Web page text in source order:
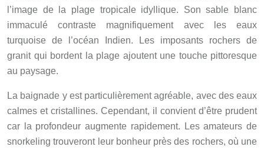
l’image de la plage tropicale idyllique. Son sable blanc
immaculé contraste magnifiquement avec les eaux
turquoise de l’océan Indien. Les imposants rochers de
granit qui bordent la plage ajoutent une touche pittoresque
au paysage.
La baignade y est particulièrement agréable, avec des eaux
calmes et cristallines. Cependant, il convient d’être prudent
car la profondeur augmente rapidement. Les amateurs de
snorkeling trouveront leur bonheur près des rochers, où une